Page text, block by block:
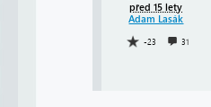
před 15 lety
Adam Lasák
-23 31